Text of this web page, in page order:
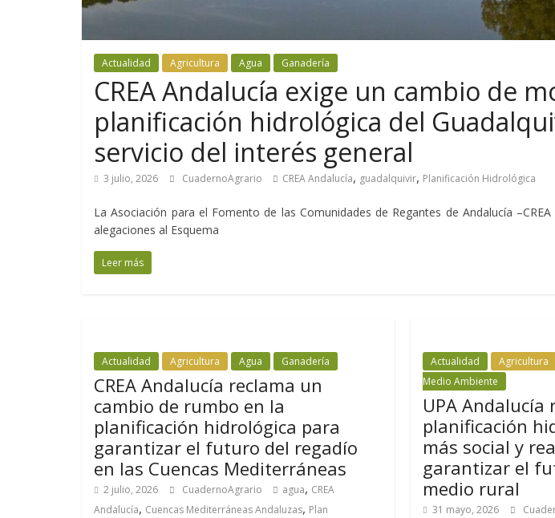
Actualidad Agricultura Agua Ganadería
CREA Andalucía exige un cambio de
planificación hidrológica del
servicio del interés general
3 julio, 2026 CuadernoAgrario CREA Andalucía, guadalquivir, Planificación Hidrológica
La Asociación para el Fomento de las Comunidades de Regantes de Andalucía
alegaciones al Esquema
Leer más
Actualidad Agricultura Agua Ganadería
CREA Andalucía reclama un
cambio de rumbo en la
planificación hidrológica para
garantizar el futuro del regadío
en las Cuencas Mediterráneas
2 julio, 2026 CuadernoAgrario agua, CREA
Andalucía, Cuencas Mediterráneas Andaluzas, Plan
Actualidad Agricultura
Medio Ambiente
UPA Andalucía
planificación
más social y
garantizar el
medio rural
31 mayo, 2026